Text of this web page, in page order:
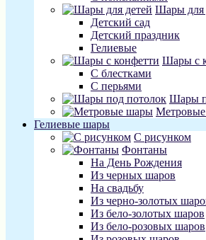
Шары для
Детский сад
Детский праздник
Гелиевые
Шары с
С блестками
С перьями
Шары
Гелиевые шары
С рисунком
Фонтаны
На День Рождения
Из черных шаров
На свадьбу
Из черно-золотых
Из бело-золотых шаров
Из бело-розовых шаров